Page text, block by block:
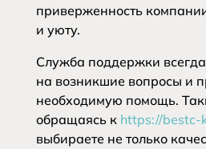
приверженность
и уюту.
Служба поддержки всегда
на возникшие вопросы и
необходимую помощь.
обращаясь к https://bestc-
выбираете не только